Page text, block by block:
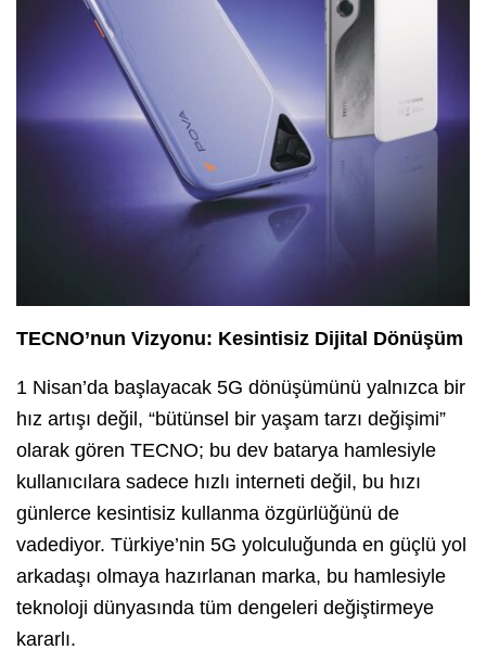
TECNO’nun Vizyonu: Kesintisiz Dijital Dönüşüm
1 Nisan’da başlayacak 5G dönüşümünü yalnızca bir
hız artışı değil, “bütünsel bir yaşam tarzı değişimi”
olarak gören TECNO; bu dev batarya hamlesiyle
kullanıcılara sadece hızlı interneti değil, bu hızı
günlerce kesintisiz kullanma özgürlüğünü de
vadediyor. Türkiye’nin 5G yolculuğunda en güçlü yol
arkadaşı olmaya hazırlanan marka, bu hamlesiyle
teknoloji dünyasında tüm dengeleri değiştirmeye
kararlı.